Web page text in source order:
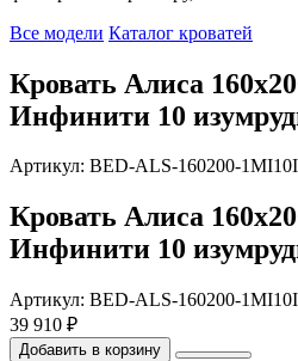
Все модели Каталог кроватей
Кровать Алиса
Инфинити 10
Артикул: BED-ALS-160200-
Кровать Алиса
Инфинити 10
Артикул: BED-ALS-160200-
39 910 ₽
Добавить в корзину